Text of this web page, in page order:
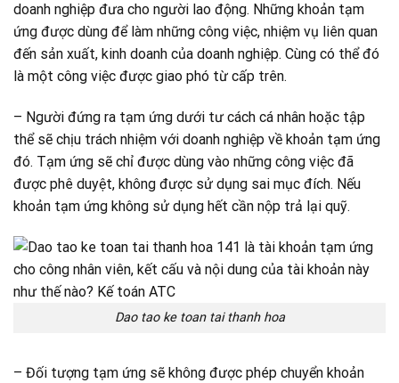
doanh nghiệp đưa cho người lao động. Những khoản tạm
ứng được dùng để làm những công việc, nhiệm vụ liên quan
đến sản xuất, kinh doanh của doanh nghiệp. Cùng có thể đó
là một công việc được giao phó từ cấp trên.
– Người đứng ra tạm ứng dưới tư cách cá nhân hoặc tập
thể sẽ chịu trách nhiệm với doanh nghiệp về khoản tạm ứng
đó. Tạm ứng sẽ chỉ được dùng vào những công việc đã
được phê duyệt, không được sử dụng sai mục đích. Nếu
khoản tạm ứng không sử dụng hết cần nộp trả lại quỹ.
Dao tao ke toan tai thanh hoa
– Đối tượng tạm ứng sẽ không được phép chuyển khoản